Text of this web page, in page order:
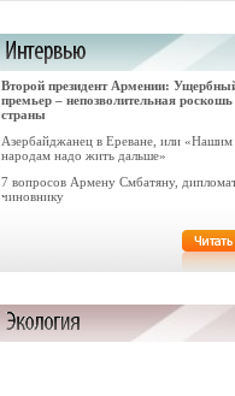
Второй президент Армении:
премьер – непозволительная
страны
Азербайджанец в Ереване, или «Нашим
народам надо жить дальше»
7 вопросов Армену Смбатяну,
чиновнику